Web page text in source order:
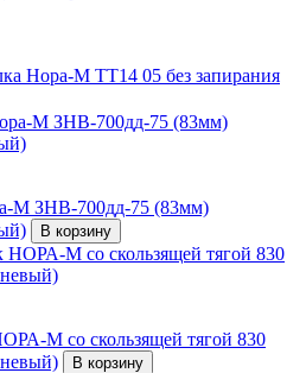
Нора-М ТТ14 05 без запирания
М ЗНВ-700дд-75 (83мм)
В корзину
M со скользящей тягой 830
В корзину